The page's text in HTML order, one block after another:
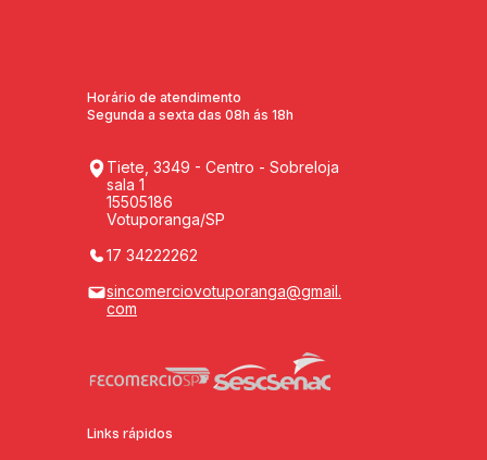
Horário de atendimento
Segunda a sexta das 08h ás 18h
Tiete, 3349 - Centro - Sobreloja
sala 1
15505186
Votuporanga/SP
17 34222262
sincomerciovotuporanga@gmail.
com
Links rápidos